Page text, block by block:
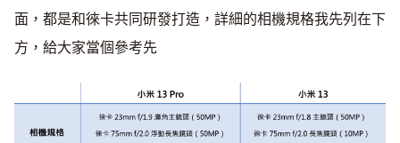
面，都是和徠卡共同研發打造，詳細的相機規格我先列在下
方，給大家當個參考先